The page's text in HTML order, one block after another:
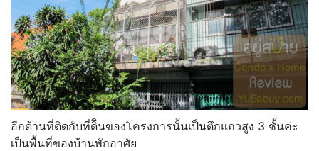
อีกด้านที่ติดกับที่ดิินของโครงการนั้นเป็นตึกแถวสูง 3 ชั้นค่ะ
เป็นพื้นที่ของบ้านพักอาศัย